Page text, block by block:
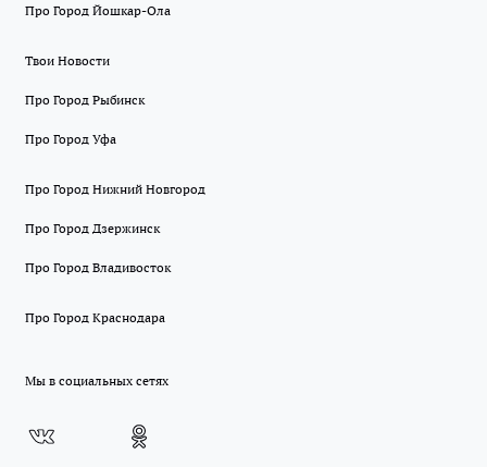
Про Город Йошкар-Ола
Твои Новости
Про Город Рыбинск
Про Город Уфа
Про Город Нижний Новгород
Про Город Дзержинск
Про Город Владивосток
Про Город Краснодара
Мы в социальных сетях